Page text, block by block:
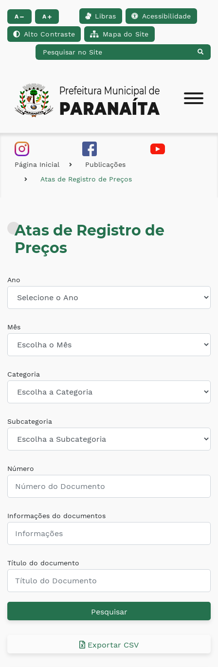
Ir para o conteúdo [alt+1] Ir para o menu [alt+2] Ir para a busca
A A Libras Acessibilidade
Alto Contraste Mapa do Site
Página Inicial
Publicações
Atas de Registro de Preços
Atas de Registro de
Preços
Ano
Mês
Categoria
Subcategoria
Número
Informações do documentos
Título do documento
Pesquisar
Exportar CSV